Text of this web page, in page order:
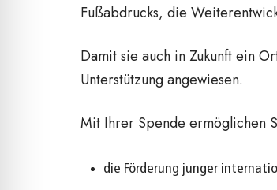
Fußabdrucks, die
Damit sie auch in Zukunft ein
Unterstützung angewiesen.
Mit Ihrer Spende ermöglichen
die Förderung junger